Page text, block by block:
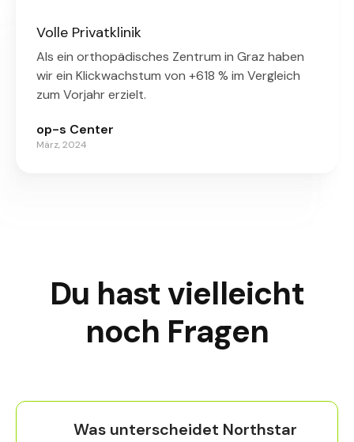
Volle Privatklinik
Als ein orthopädisches Zentrum in Graz haben
wir ein Klickwachstum von +618 % im Vergleich
zum Vorjahr erzielt.
op-s Center
März, 2024
Du hast vielleicht
noch Fragen
Was unterscheidet Northstar